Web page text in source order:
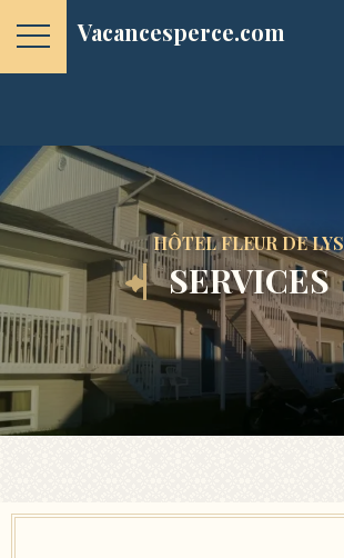
Vacancesperce.com
HÔTEL FLEUR DE LYS
SERVICES